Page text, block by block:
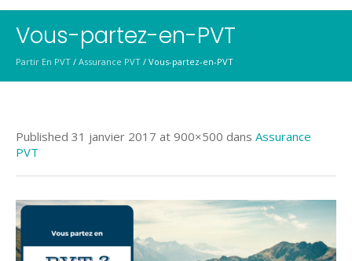
Vous-partez-en-PVT
Partir En PVT / Assurance PVT / Vous-partez-en-PVT
Published 31 janvier 2017 at 900×500 dans Assurance
PVT